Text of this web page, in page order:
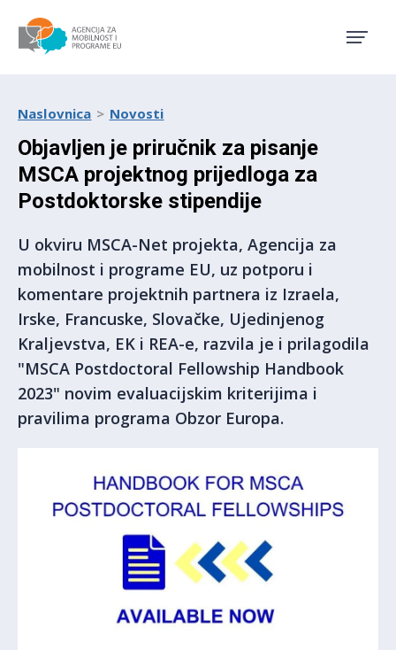
Naslovnica Novosti
Objavljen je priručnik za pisanje
MSCA projektnog prijedloga za
Postdoktorske stipendije
U okviru MSCA-Net projekta, Agencija za
mobilnost i programe EU, uz potporu i
komentare projektnih partnera iz Izraela,
Irske, Francuske, Slovačke, Ujedinjenog
Kraljevstva, EK i REA-e, razvila je i prilagodila
"MSCA Postdoctoral Fellowship Handbook
2023" novim evaluacijskim kriterijima i
pravilima programa Obzor Europa.